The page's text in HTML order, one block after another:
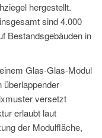
hergestellt.
sind 4.000
Bestandsgebäuden in
Glas-Glas-Modul
überlappender
versetzt
erlaubt laut
der Modulfläche,